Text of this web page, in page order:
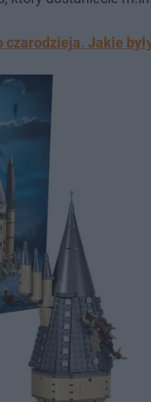
czarodzieja. Jakie